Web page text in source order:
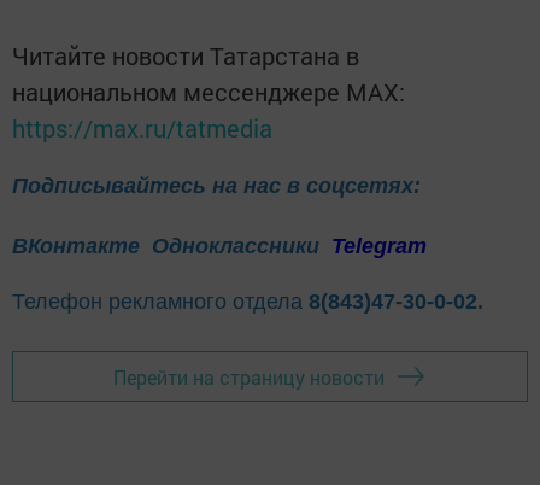
Читайте новости Татарстана в
национальном мессенджере MАХ:
https://max.ru/tatmedia
Подписывайтесь на нас в соцсетях:
ВКонтакте Одноклассники Telegram
Телефон рекламного отдела 8(843)47-30-0-02.
Перейти на страницу новости